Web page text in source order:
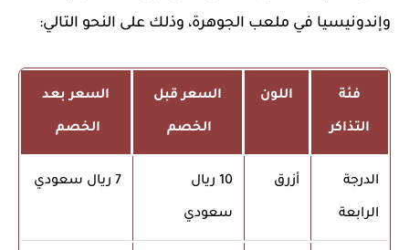
وإندونيسيا في ملعب الجوهرة، وذلك على النحو التالي:
فئة
التذاكر
اللون السعر قبل
الخصم
السعر بعد
الخصم
الدرجة
الرابعة
أزرق 10 ريال
سعودي
7 ريال سعودي